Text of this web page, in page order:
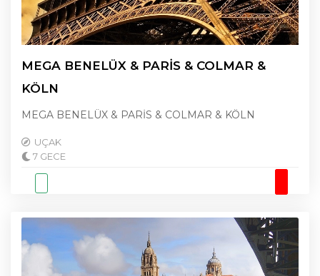
MEGA BENELÜX & PARİS & COLMAR &
KÖLN
MEGA BENELÜX & PARİS & COLMAR & KÖLN
UÇAK
7 GECE